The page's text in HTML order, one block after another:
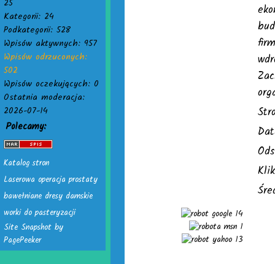
25
Kategorii: 24
Podkategorii: 528
Wpisów aktywnych: 957
Wpisów odrzuconych:
502
Wpisów oczekujących: 0
Ostatnia moderacja:
2026-07-14
Polecamy:
Katalog stron
Laserowa operacja prostaty
bawełniane dresy damskie
worki do pasteryzacji
Site Snapshot by
PagePeeker
14
1
13